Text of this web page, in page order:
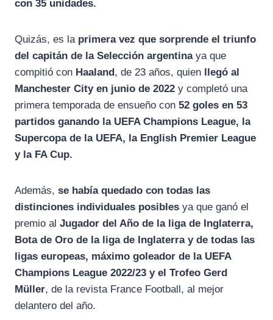
con 35 unidades.
Quizás, es la primera vez que sorprende el triunfo
del capitán de la Selección argentinaya que
compitió con Haaland, de 23 años, quien llegó al
Manchester City en junio de 2022 y completó una
primera temporada de ensueño con 52 goles en 53
partidos ganando la UEFA Champions League, la
Supercopa de la UEFA, la English Premier League
y la FA Cup.
Además, se había quedado con todas las
distinciones individuales posibles ya que ganó el
premio al Jugador del Año de la liga de Inglaterra,
Bota de Oro de la liga de Inglaterra y de todas las
ligas europeas, máximo goleador de la UEFA
Champions League 2022/23 y el Trofeo Gerd
Müller, de la revista France Football, al mejor
delantero del año.